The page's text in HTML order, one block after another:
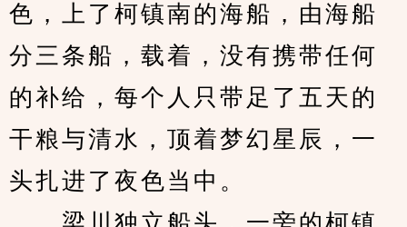
色，上了柯镇南的海船，由海船
分三条船，载着，没有携带任何
的补给，每个人只带足了五天的
干粮与清水，顶着梦幻星辰，一
头扎进了夜色当中。